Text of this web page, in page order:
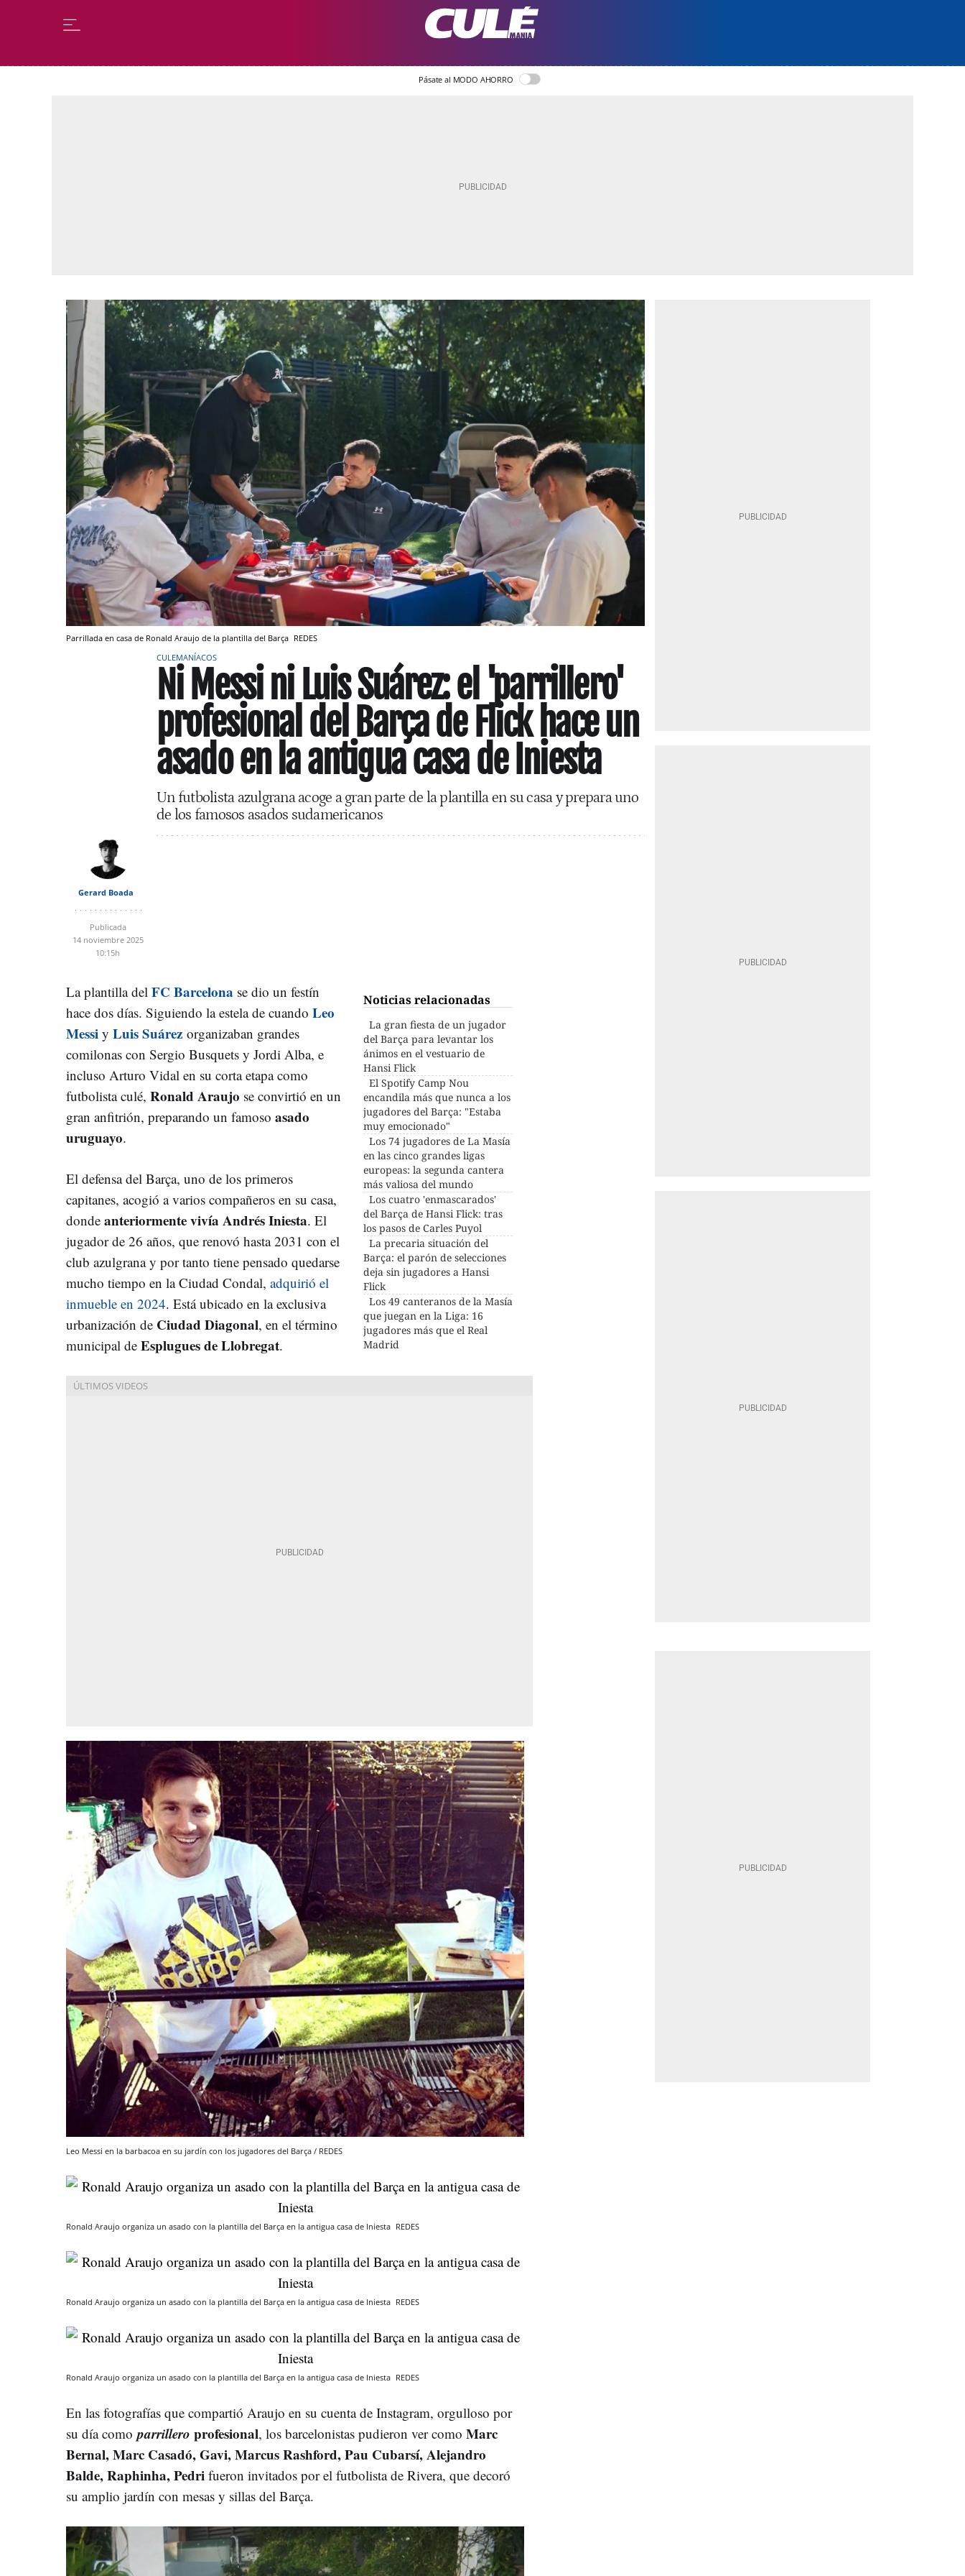
Pásate al MODO AHORRO
Parrillada en casa de Ronald Araujo de la plantilla del Barça REDES
CULEMANÍACOS
Ni Messi ni Luis Suárez: el 'parrillero'
profesional del Barça de Flick hace un
asado en la antigua casa de Iniesta
Un futbolista azulgrana acoge a gran parte de la plantilla en su casa y prepara uno
de los famosos asados sudamericanos
Gerard Boada
Publicada
14 noviembre 2025
10:15h
Noticias relacionadas
La gran fiesta de un jugador
del Barça para levantar los
ánimos en el vestuario de
Hansi Flick
El Spotify Camp Nou
encandila más que nunca a los
jugadores del Barça: "Estaba
muy emocionado"
Los 74 jugadores de La Masía
en las cinco grandes ligas
europeas: la segunda cantera
más valiosa del mundo
Los cuatro 'enmascarados'
del Barça de Hansi Flick: tras
los pasos de Carles Puyol
La precaria situación del
Barça: el parón de selecciones
deja sin jugadores a Hansi
Flick
Los 49 canteranos de la Masía
que juegan en la Liga: 16
jugadores más que el Real
Madrid
La plantilla del FC Barcelona se dio un festín
hace dos días. Siguiendo la estela de cuando Leo
Messi y Luis Suárez organizaban grandes
comilonas con Sergio Busquets y Jordi Alba, e
incluso Arturo Vidal en su corta etapa como
futbolista culé, Ronald Araujo se convirtió en un
gran anfitrión, preparando un famoso asado
uruguayo.
El defensa del Barça, uno de los primeros
capitanes, acogió a varios compañeros en su casa,
donde anteriormente vivía Andrés Iniesta. El
jugador de 26 años, que renovó hasta 2031 con el
club azulgrana y por tanto tiene pensado quedarse
mucho tiempo en la Ciudad Condal, adquirió el
inmueble en 2024. Está ubicado en la exclusiva
urbanización de Ciudad Diagonal, en el término
municipal de Esplugues de Llobregat.
Leo Messi en la barbacoa en su jardín con los jugadores del Barça / REDES
Ronald Araujo organiza un asado con la plantilla del Barça en la antigua casa de Iniesta REDES
Ronald Araujo organiza un asado con la plantilla del Barça en la antigua casa de Iniesta REDES
Ronald Araujo organiza un asado con la plantilla del Barça en la antigua casa de Iniesta REDES
En las fotografías que compartió Araujo en su cuenta de Instagram, orgulloso por
su día como parrillero profesional, los barcelonistas pudieron ver como Marc
Bernal, Marc Casadó, Gavi, Marcus Rashford, Pau Cubarsí, Alejandro
Balde, Raphinha, Pedri fueron invitados por el futbolista de Rivera, que decoró
su amplio jardín con mesas y sillas del Barça.